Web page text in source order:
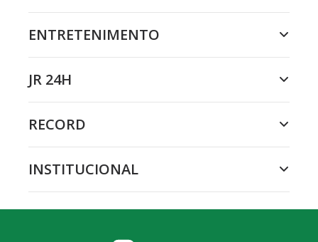
ENTRETENIMENTO
JR 24H
RECORD
INSTITUCIONAL